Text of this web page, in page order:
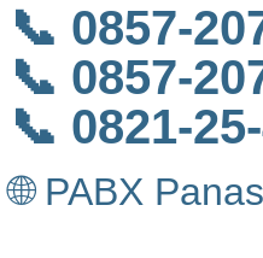
📞 0857-
📞 0857-
📞 0821-
🌐 PABX